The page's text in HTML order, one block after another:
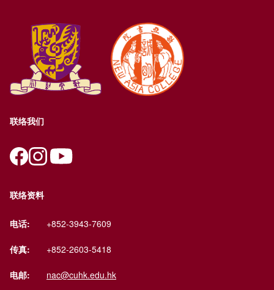
联络我们
联络资料
电话: +852-3943-7609
传真: +852-2603-5418
电邮: nac@cuhk.edu.hk